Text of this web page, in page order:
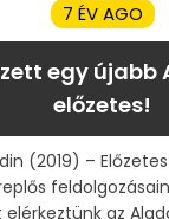
7 ÉV AGO
egy újabb
előzetes!
(2019) –
az